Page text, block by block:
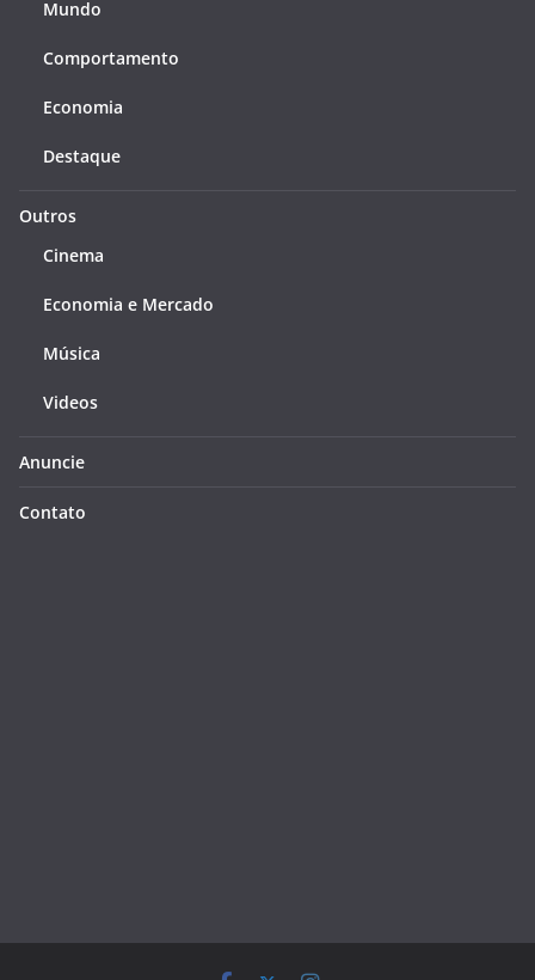
Mundo
Comportamento
Economia
Destaque
Outros
Cinema
Economia e Mercado
Música
Videos
Anuncie
Contato